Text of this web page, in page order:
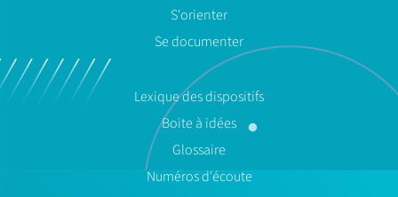
S'orienter
Se documenter
Lexique des dispositifs
Boite à idées
Glossaire
Numéros d'écoute